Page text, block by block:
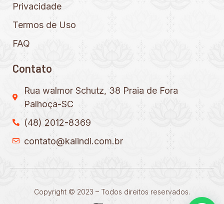
Privacidade
Termos de Uso
FAQ
Contato
Rua walmor Schutz, 38 Praia de Fora
Palhoça-SC
(48) 2012-8369
contato@kalindi.com.br
Copyright © 2023 – Todos direitos reservados.